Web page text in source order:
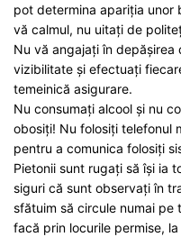
pot determina apariţia unor
vă calmul, nu uitaţi de
Nu vă angajaţi în
vizibilitate şi efectuați
temeinică asigurare.
Nu consumaţi alcool şi nu
obosiţi! Nu folosiți telefonul
pentru a comunica folosiți
Pietonii sunt rugaţi să îşi ia
siguri că sunt observaţi în
sfătuim să circule numai pe
facă prin locurile permise,